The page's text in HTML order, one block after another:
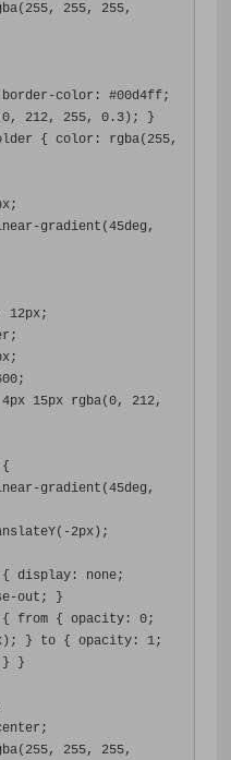
( 255, 255, 255,
border-color : #00d4ff;
0, 212, 255, 0.3 );
}
{ color : rgba( 255,
;
gradient (45deg ,
12px;
;
;
;
4px 15px rgba(0, 212,
{
gradient (45deg ,
(-2px );
{ display : none;
out ;
}
{ from { opacity : 0;
); } to { opacity : 1;
}
}
;
( 255, 255, 255,